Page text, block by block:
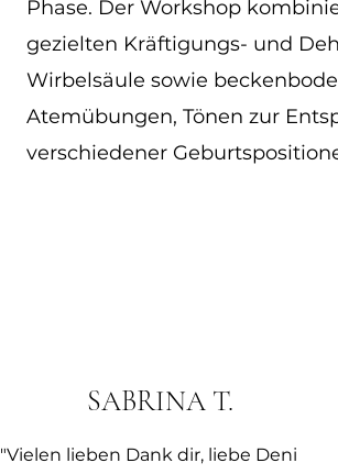
Phase. Der Workshop
gezielten Kräftigungs- und
Wirbelsäule sowie
Atemübungen, Tönen zur
verschiedener
SABRINA T.
"Vielen lieben Dank dir, liebe Denise,